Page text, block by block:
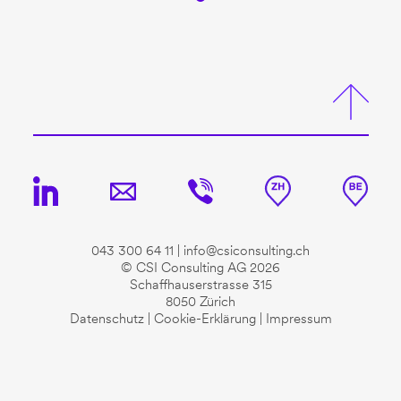
043 300 64 11
info@csiconsulting.ch
© CSI Consulting AG 2026
Schaffhauserstrasse 315
8050 Zürich
Datenschutz
Cookie-Erklärung Impressum